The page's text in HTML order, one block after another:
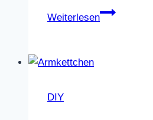
Weiterlesen
Wasserfall
DIY